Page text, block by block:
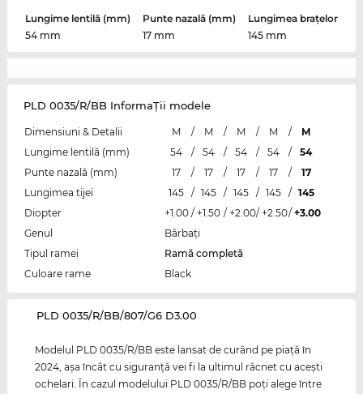
Lungime lentilă (mm)
54 mm
Punte nazală (mm)
17 mm
Lungimea brațelor
145 mm
PLD 0035/R/BB InformaŢii modele
Dimensiuni & Detalii M / M / M / M /
M
Lungime lentilă (mm)
54 / 54 / 54 / 54 /
54
Punte nazală (mm)
17 / 17 / 17 / 17 /
17
Lungimea tijei
145 / 145 / 145 / 145 / 145
Diopter
+1.00 / +1.50 / +2.00/ +2.50/ +3.00
Genul
Bărbaţi
Tipul ramei
Ramă completă
Culoare rame
Black
‌PLD 0035/R/BB/807/G6 D3.00
Modelul PLD 0035/R/BB este lansat de curând pe piaţă în
2024, aşa încât cu siguranţă vei fi la ultimul răcnet cu aceşti
ochelari. În cazul modelului PLD 0035/R/BB poţi alege între